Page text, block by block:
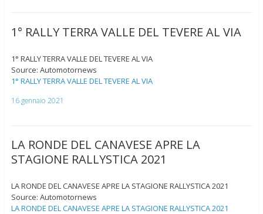
1° RALLY TERRA VALLE DEL TEVERE AL VIA
1° RALLY TERRA VALLE DEL TEVERE AL VIA
Source: Automotornews
1° RALLY TERRA VALLE DEL TEVERE AL VIA
16 gennaio 2021
LA RONDE DEL CANAVESE APRE LA
STAGIONE RALLYSTICA 2021
LA RONDE DEL CANAVESE APRE LA STAGIONE RALLYSTICA 2021
Source: Automotornews
LA RONDE DEL CANAVESE APRE LA STAGIONE RALLYSTICA 2021